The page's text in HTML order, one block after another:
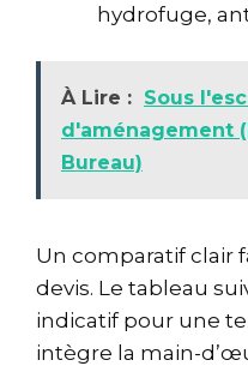
hydrofuge,
À Lire : Sous
d'aménagement
Bureau)
Un comparatif clair
devis. Le tableau
indicatif pour une
intègre la main-